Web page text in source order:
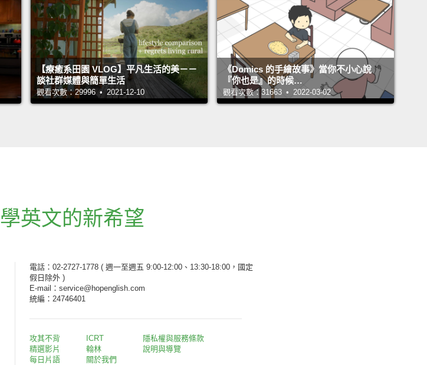
【療癒系田園 VLOG】平凡生活的美－－
談社群媒體與簡單生活
觀看次數：29996 • 2021-12-10
《Domics 的手繪故事》當你不小心說
『你也是』的時候…
觀看次數：31663 • 2022-03-02
學英文的新希望
電話：02-2727-1778 ( 週一至週五 9:00-12:00、13:30-18:00，國定
假日除外 )
E-mail：service@hopenglish.com
統編：24746401
攻其不背
精選影片
每日片語
ICRT
翰林
關於我們
隱私權與服務條款
說明與導覽